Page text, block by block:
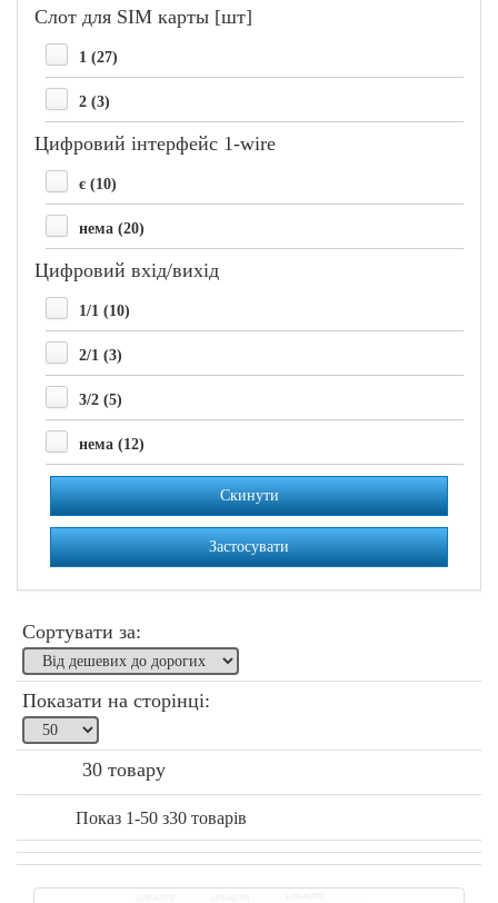
Слот для SIM карты [шт]
1 (27)
2 (3)
Цифровий інтерфейс 1-wire
є (10)
нема (20)
Цифровий вхід/вихід
1/1 (10)
2/1 (3)
3/2 (5)
нема (12)
Скинути
Застосувати
Сортувати за:
Показати на сторінці:
30 товару
Показ 1-50 з30 товарів